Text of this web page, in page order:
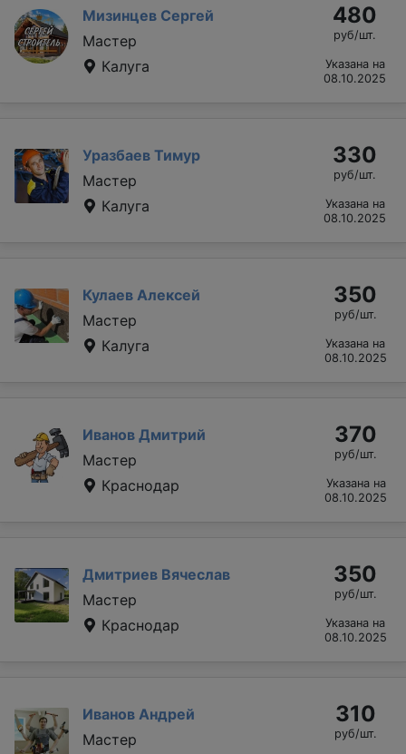
Мизинцев Сергей
Мастер
Калуга
480
руб/шт.
Указана на
08.10.2025
Уразбаев Тимур
Мастер
Калуга
330
руб/шт.
Указана на
08.10.2025
Кулаев Алексей
Мастер
Калуга
350
руб/шт.
Указана на
08.10.2025
Иванов Дмитрий
Мастер
Краснодар
370
руб/шт.
Указана на
08.10.2025
Дмитриев Вячеслав
Мастер
Краснодар
350
руб/шт.
Указана на
08.10.2025
Иванов Андрей
Мастер
310
руб/шт.